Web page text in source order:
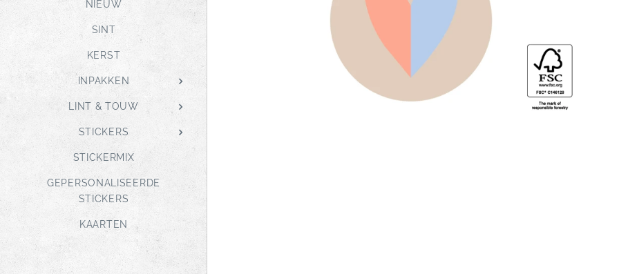
NIEUW
SINT
KERST
INPAKKEN
LINT & TOUW
STICKERS
STICKERMIX
GEPERSONALISEERDE
STICKERS
KAARTEN